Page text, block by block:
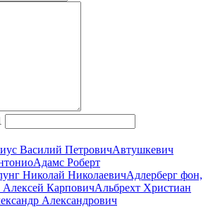
Василий ПетровичАвтушкевич
Адамс Роберт
Николай НиколаевичАдлерберг фон,
Алексей КарповичАльбрехт Христиан
Александрович